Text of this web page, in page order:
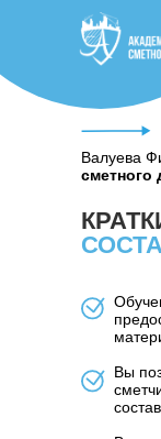
Вы
Валуева
сметного